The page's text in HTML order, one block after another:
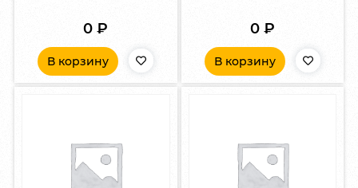
0₽
В корзину
0 ₽
В корзину